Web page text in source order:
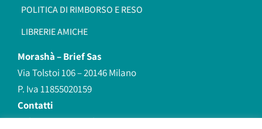
POLITICA DI RIMBORSO E RESO
LIBRERIE AMICHE
Morashà –Brief Sas
Via Tolstoi 106 – 20146 Milano
P. Iva 11855020159
Contatti
redazione@morasha.it